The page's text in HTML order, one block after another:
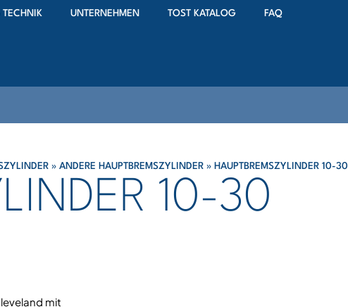
UNTERNEHMEN TOST KATALOG FAQ
» ANDERE HAUPTBREMSZYLINDER » HAUPTBREMSZYLINDER 10-30
10-30
mit